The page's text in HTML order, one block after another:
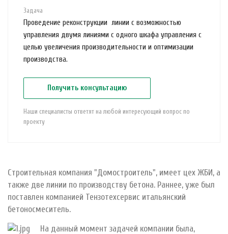
Задача
Проведение реконструкции линии с возможностью
управления двумя линиями с одного шкафа управления с
целью увеличения производительности и оптимизации
производства.
Получить консультацию
Наши специалисты ответят на любой интересующий вопрос по
проекту
Строительная компания "Домостроитель", имеет цех ЖБИ, а
также две линии по производству бетона. Раннее, уже был
поставлен компанией Тензотехсервис итальянский
бетоносмеситель.
На данный момент задачей компании была,